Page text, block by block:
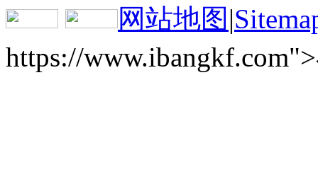
网站地图 |
https://